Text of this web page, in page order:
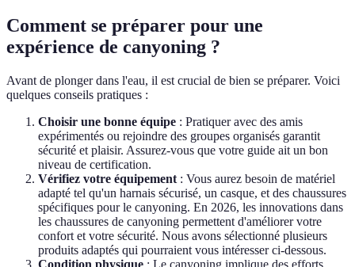
Comment se préparer pour une
expérience de canyoning ?
Avant de plonger dans l'eau, il est crucial de bien se préparer. Voici
quelques conseils pratiques :
Choisir une bonne équipe : Pratiquer avec des amis
expérimentés ou rejoindre des groupes organisés garantit
sécurité et plaisir. Assurez-vous que votre guide ait un bon
niveau de certification.
Vérifiez votre équipement : Vous aurez besoin de matériel
adapté tel qu'un harnais sécurisé, un casque, et des chaussures
spécifiques pour le canyoning. En 2026, les innovations dans
les chaussures de canyoning permettent d'améliorer votre
confort et votre sécurité. Nous avons sélectionné plusieurs
produits adaptés qui pourraient vous intéresser ci-dessous.
Condition physique : Le canyoning implique des efforts